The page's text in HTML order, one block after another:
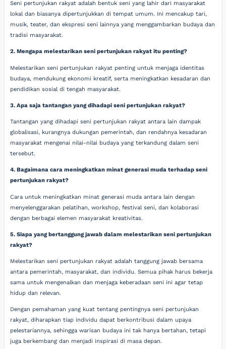
Seni pertunjukan rakyat adalah bentuk seni yang lahir dari masyarakat
lokal dan biasanya dipertunjukkan di tempat umum. Ini mencakup tari,
musik, teater, dan ekspresi seni lainnya yang menggambarkan budaya dan
tradisi masyarakat.
2. Mengapa melestarikan seni pertunjukan rakyat itu penting?
Melestarikan seni pertunjukan rakyat penting untuk menjaga identitas
budaya, mendukung ekonomi kreatif, serta meningkatkan kesadaran dan
pendidikan sosial di tengah masyarakat.
3. Apa saja tantangan yang dihadapi seni pertunjukan rakyat?
Tantangan yang dihadapi seni pertunjukan rakyat antara lain dampak
globalisasi, kurangnya dukungan pemerintah, dan rendahnya kesadaran
masyarakat mengenai nilai-nilai budaya yang terkandung dalam seni
tersebut.
4. Bagaimana cara meningkatkan minat generasi muda terhadap seni
pertunjukan rakyat?
Cara untuk meningkatkan minat generasi muda antara lain dengan
menyelenggarakan pelatihan, workshop, festival seni, dan kolaborasi
dengan berbagai elemen masyarakat kreativitas.
5. Siapa yang bertanggung jawab dalam melestarikan seni pertunjukan
rakyat?
Melestarikan seni pertunjukan rakyat adalah tanggung jawab bersama
antara pemerintah, masyarakat, dan individu. Semua pihak harus bekerja
sama untuk mengenalkan dan menjaga keberadaan seni ini agar tetap
hidup dan relevan.
Dengan pemahaman yang kuat tentang pentingnya seni pertunjukan
rakyat, diharapkan tiap individu dapat berkontribusi dalam upaya
pelestariannya, sehingga warisan budaya ini tak hanya bertahan, tetapi
juga berkembang dan menjadi inspirasi di masa depan.